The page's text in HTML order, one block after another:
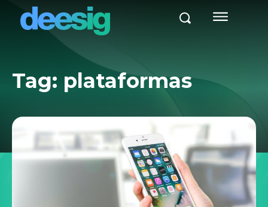
Tag: plataformas